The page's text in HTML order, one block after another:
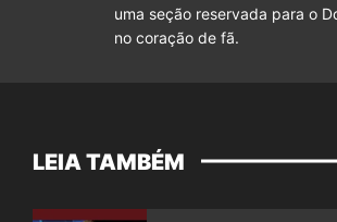
uma seção reservada para o
no coração de fã.
LEIA TAMBÉM